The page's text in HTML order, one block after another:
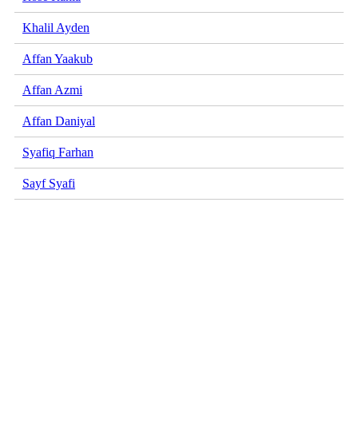
Khalil Ayden
Affan Yaakub
Affan Azmi
Affan Daniyal
Syafiq Farhan
Sayf Syafi